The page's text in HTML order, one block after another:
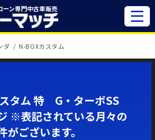
ーン専門中古車販売
ダ N-BOXカスタム
タム 特 G・ターボSS
※表記されている月々の
がございます。